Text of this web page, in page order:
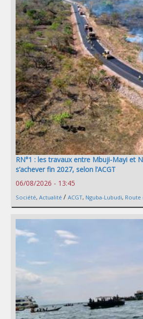
RN°1 : les travaux entre Mbuji-Mayi et
s’achever fin 2027, selon l’ACGT
06/08/2026 - 13:45
Société, Actualité / ACGT, Nguba-Lubudi, Route